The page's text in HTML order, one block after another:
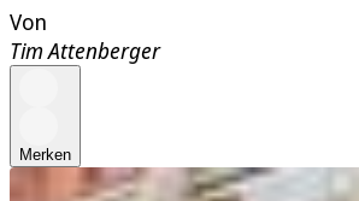
Von
Tim Attenberger
Merken